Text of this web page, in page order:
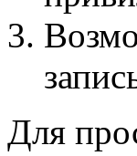
Для